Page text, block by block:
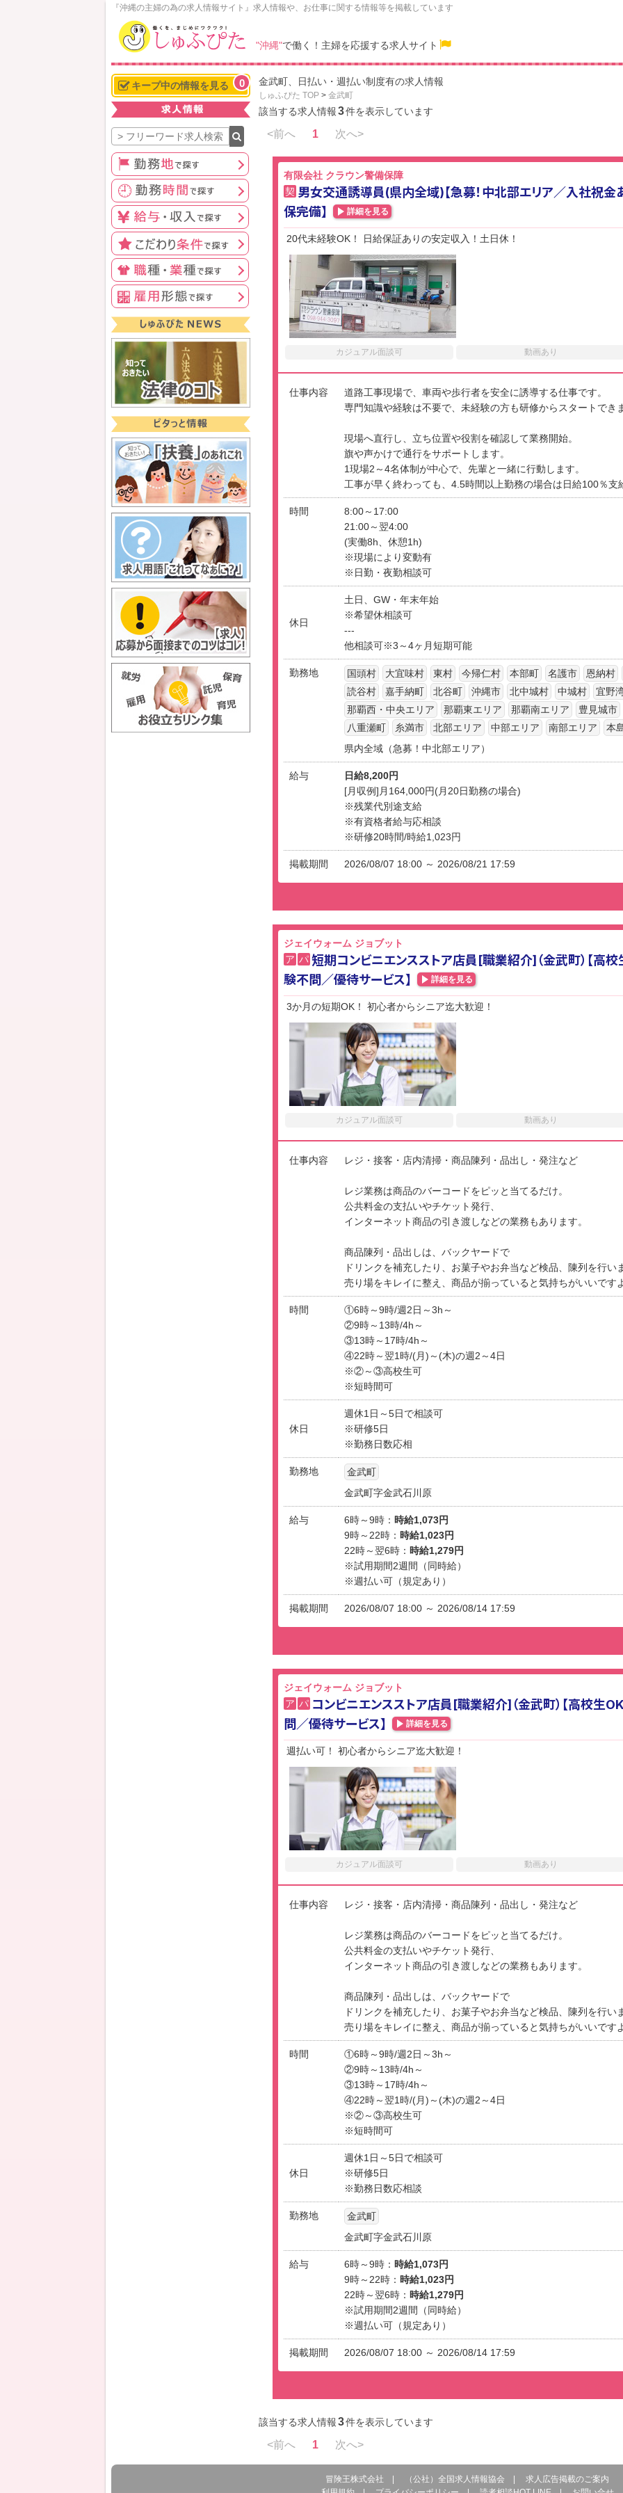
『沖縄の主婦の為の求人情報サイト』求人情報や、お仕事に関する情報等を掲載しています
"沖縄"で働く！主婦を応援する求人サイト
金武町、日払い・週払い制度有の求人情報
しゅふぴた TOP > 金武町
該当する求人情報3件を表示しています
<前へ 1 次へ>
有限会社 クラウン警備保障
契 男女交通誘導員(県内全域)【急募！中北部エリア／入社祝金
保完備】
詳細を見る
20代未経験OK！ 日給保証ありの安定収入！土日休！
カジュアル面談可 動画あり
仕事内容
道路工事現場で、車両や歩行者を安全に誘導する仕事です。
専門知識や経験は不要で、未経験の方も研修からスタートでき
現場へ直行し、立ち位置や役割を確認して業務開始。
旗や声かけで通行をサポートします。
1現場2～4名体制が中心で、先輩と一緒に行動します。
工事が早く終わっても、4.5時間以上勤務の場合は日給100％支
時間
8:00～17:00
21:00～翌4:00
(実働8h、休憩1h)
※現場により変動有
※日勤・夜勤相談可
休日
土日、GW・年末年始
※希望休相談可
---
他相談可※3～4ヶ月短期可能
勤務地 国頭村 大宜味村 東村 今帰仁村 本部町 名護市 恩納村
読谷村
嘉手納町 北谷町 沖縄市 北中城村 中城村 宜野
那覇西・中央エリア
那覇東エリア 那覇南エリア 豊見城市
八重瀬町
糸満市 北部エリア 中部エリア 南部エリア
本
県内全域（急募！中北部エリア）
給与
日給8,200円
[月収例]月164,000円(月20日勤務の場合)
※残業代別途支給
※有資格者給与応相談
※研修20時間/時給1,023円
掲載期間 2026/08/07 18:00 ～ 2026/08/21 17:59
ジェイウォーム ジョブット
ア パ 短期コンビニエンスストア店員[職業紹介]（金武町）【高
験不問／優待サービス】
詳細を見る
3か月の短期OK！ 初心者からシニア迄大歓迎！
カジュアル面談可 動画あり
仕事内容 レジ・接客・店内清掃・商品陳列・品出し・発注など
レジ業務は商品のバーコードをピッと当てるだけ。
公共料金の支払いやチケット発行、
インターネット商品の引き渡しなどの業務もあります。
商品陳列・品出しは、バックヤードで
ドリンクを補充したり、お菓子やお弁当など検品、陳列を行い
売り場をキレイに整え、商品が揃っていると気持ちがいいです
時間
①6時～9時/週2日～3h～
②9時～13時/4h～
③13時～17時/4h～
④22時～翌1時/(月)～(木)の週2～4日
※②～③高校生可
※短時間可
休日
週休1日～5日で相談可
※研修5日
※勤務日数応相
勤務地
金武町
金武町字金武石川原
給与 6時～9時： 時給1,073円
9時～22時： 時給1,023円
22時～翌6時： 時給1,279円
※試用期間2週間（同時給）
※週払い可（規定あり）
掲載期間 2026/08/07 18:00 ～ 2026/08/14 17:59
ジェイウォーム ジョブット
ア パ コンビニエンスストア店員[職業紹介]（金武町）【高校生
問／優待サービス】
詳細を見る
週払い可！ 初心者からシニア迄大歓迎！
カジュアル面談可 動画あり
仕事内容 レジ・接客・店内清掃・商品陳列・品出し・発注など
レジ業務は商品のバーコードをピッと当てるだけ。
公共料金の支払いやチケット発行、
インターネット商品の引き渡しなどの業務もあります。
商品陳列・品出しは、バックヤードで
ドリンクを補充したり、お菓子やお弁当など検品、陳列を行い
売り場をキレイに整え、商品が揃っていると気持ちがいいです
時間
①6時～9時/週2日～3h～
②9時～13時/4h～
③13時～17時/4h～
④22時～翌1時/(月)～(木)の週2～4日
※②～③高校生可
※短時間可
休日
週休1日～5日で相談可
※研修5日
※勤務日数応相談
勤務地
金武町
金武町字金武石川原
給与 6時～9時： 時給1,073円
9時～22時： 時給1,023円
22時～翌6時： 時給1,279円
※試用期間2週間（同時給）
※週払い可（規定あり）
掲載期間 2026/08/07 18:00 ～ 2026/08/14 17:59
該当する求人情報3件を表示しています
<前へ 1 次へ>
キープ中の情報を見る 0
冒険王株式会社 | （公社）全国求人情報協会 | 求人広告掲載のご案内